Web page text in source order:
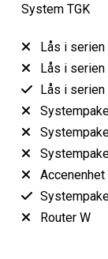
System TGK
Lås i serien
Lås i serien
Lås i
Router W